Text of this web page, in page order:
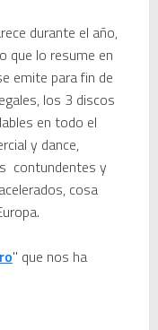
durante el año,
que lo resume en
emite para fin de
los 3 discos
en todo el
y dance,
contundentes y
cosa
" que nos ha